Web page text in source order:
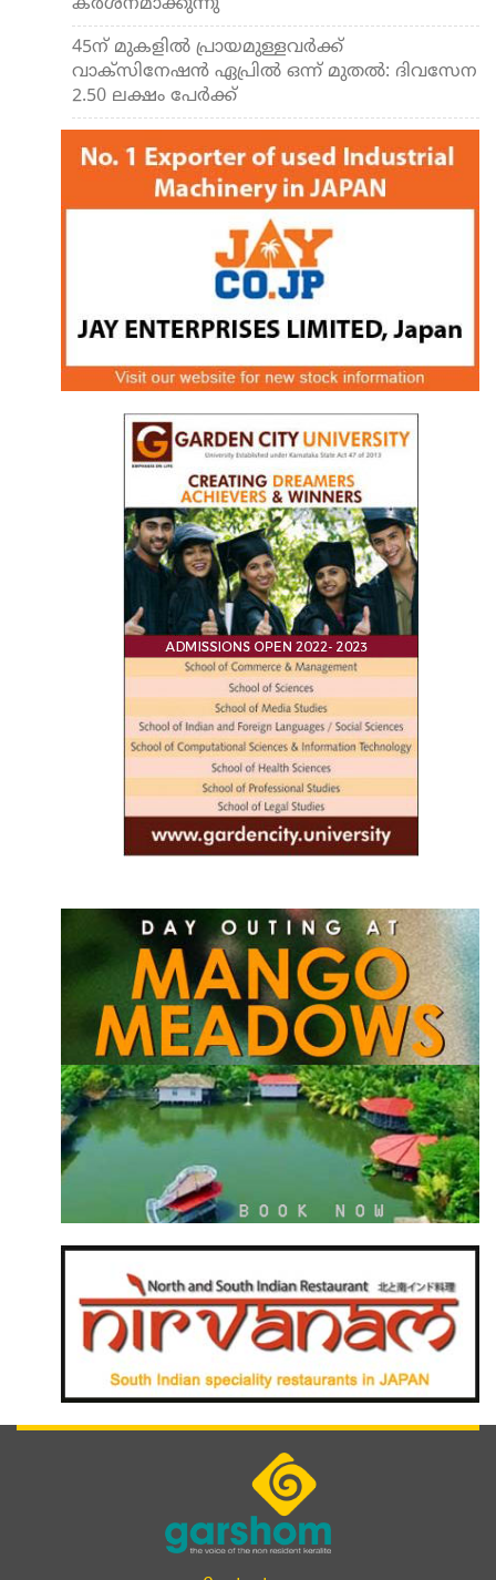
കര്‍ശനമാക്കുന്നു
45ന് മുകളില്‍ പ്രായമുള്ളവര്‍ക്ക്
വാക്‌സിനേഷന്‍ ഏപ്രില്‍ ഒന്ന് മുതല്‍: ദിവസേന
2.50 ലക്ഷം പേര്‍ക്ക്